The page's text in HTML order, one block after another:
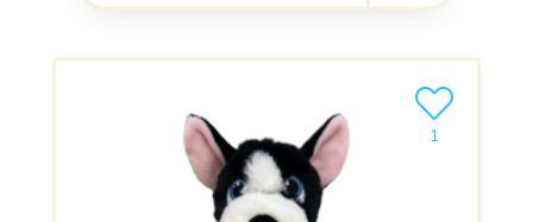
1
Ajouter le